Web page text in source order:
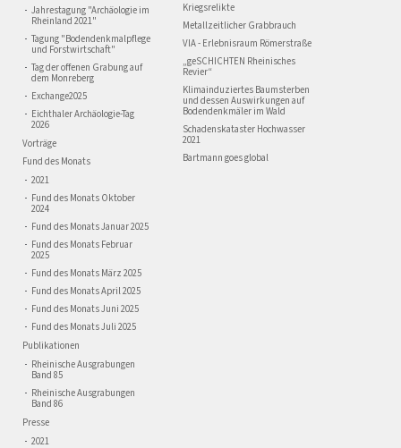
Jahrestagung "Archäologie im
Rheinland 2021"
Tagung "Bodendenkmalpflege
und Forstwirtschaft"
Tag der offenen Grabung auf
dem Monreberg
Exchange2025
Eichthaler Archäologie-Tag
2026
Vorträge
Fund des Monats
2021
Fund des Monats Oktober
2024
Fund des Monats Januar 2025
Fund des Monats Februar
2025
Fund des Monats März 2025
Fund des Monats April 2025
Fund des Monats Juni 2025
Fund des Monats Juli 2025
Publikationen
Rheinische Ausgrabungen
Band 85
Rheinische Ausgrabungen
Band 86
Presse
2021
Kriegsrelikte
Metallzeitlicher Grabbrauch
VIA - Erlebnisraum Römerstraße
„geSCHICHTEN Rheinisches
Revier“
Klimainduziertes Baumsterben
und dessen Auswirkungen auf
Bodendenkmäler im Wald
Schadenskataster Hochwasser
2021
Bartmann goes global